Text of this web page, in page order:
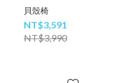
貝殼椅
NT$3,591
NT$3,990